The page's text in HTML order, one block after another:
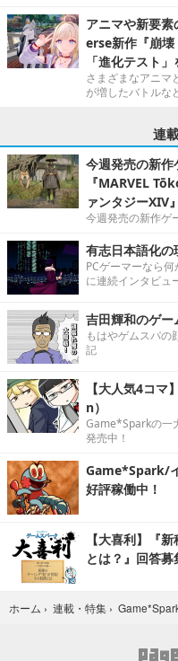
アニマや新要
erse新作『崩
「進化テスト
さまざまなアニマ
が増したバトルな
連
今週発売の新
『MARVEL
ァンタジーXIV
今週発売の新作ゲ
有志日本語化の
PCゲーマーなら
に連続インタビュ
吉田輝和のゲ
もはやゲムスパの
記
【大人気4コ
n）
Game*Sparkの一
発売中！
Game*Spark/
好評稼働中！
【大喜利】『
とは？』回答募
ホーム › 連載・特集 ›